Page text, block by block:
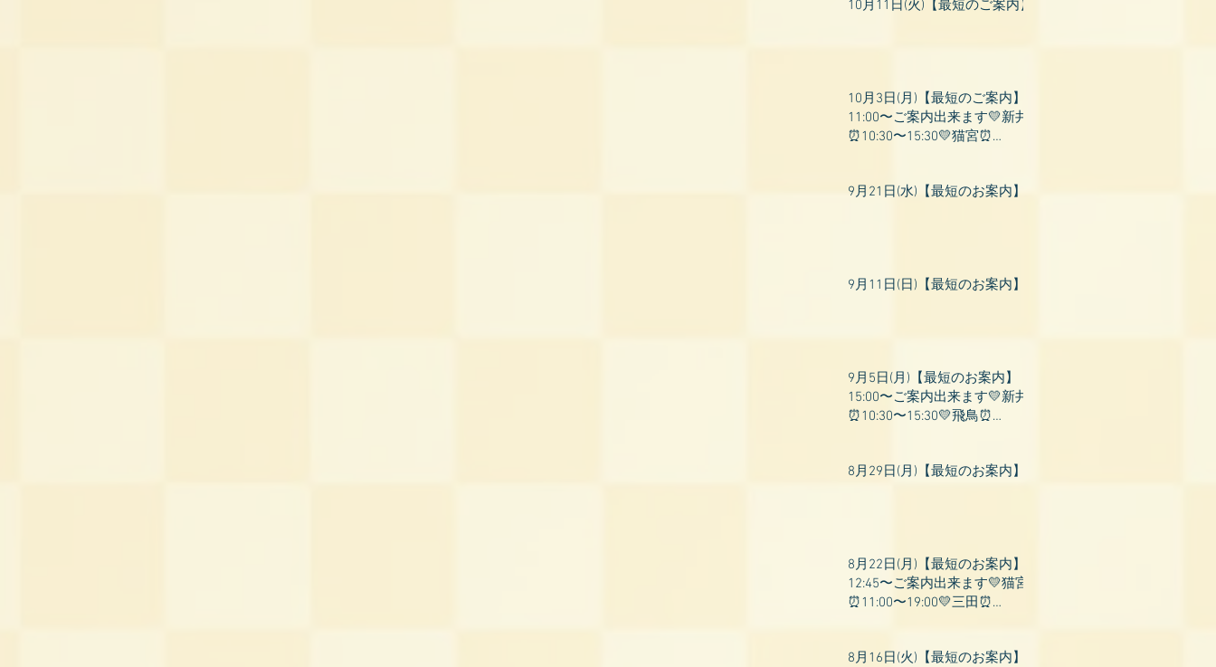
10月11日(火)【最短のご案内】
10月3日(月)【最短のご案内】
11:00〜ご案内出来ます💛新井
⏰10:30〜15:30💛猫宮⏰
9月21日(水)【最短のお案内】
9月11日(日)【最短のお案内】
9月5日(月)【最短のお案内】
15:00〜ご案内出来ます💛新井
⏰10:30〜15:30💛飛鳥⏰
8月29日(月)【最短のお案内】
8月22日(月)【最短のお案内】
12:45〜ご案内出来ます💛猫宮
⏰11:00〜19:00💛三田⏰
8月16日(火)【最短のお案内】